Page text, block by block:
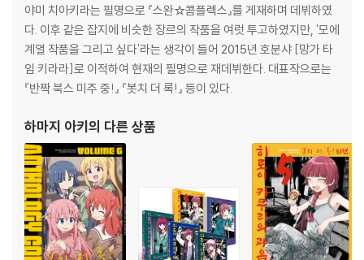
야미 치아키라는 필명으로 『스완☆콤플렉스』를 게재하며 데뷔하였
다. 이후 같은 잡지에 비슷한 장르의 작품을 여럿 투고하였지만, '모에
계열 작품을 그리고 싶다'라는 생각이 들어 2015년 호분샤 [망가 타
임 키라라]로 이적하여 현재의 필명으로 재데뷔한다. 대표작으로는
『반짝 북스 미주 중!』 『봇치 더 록!』 등이 있다.
하마지 아키 의 다른 상품